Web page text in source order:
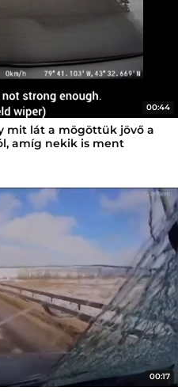
00:44
mit lát a mögöttük jövő a
amíg nekik is ment
00:17